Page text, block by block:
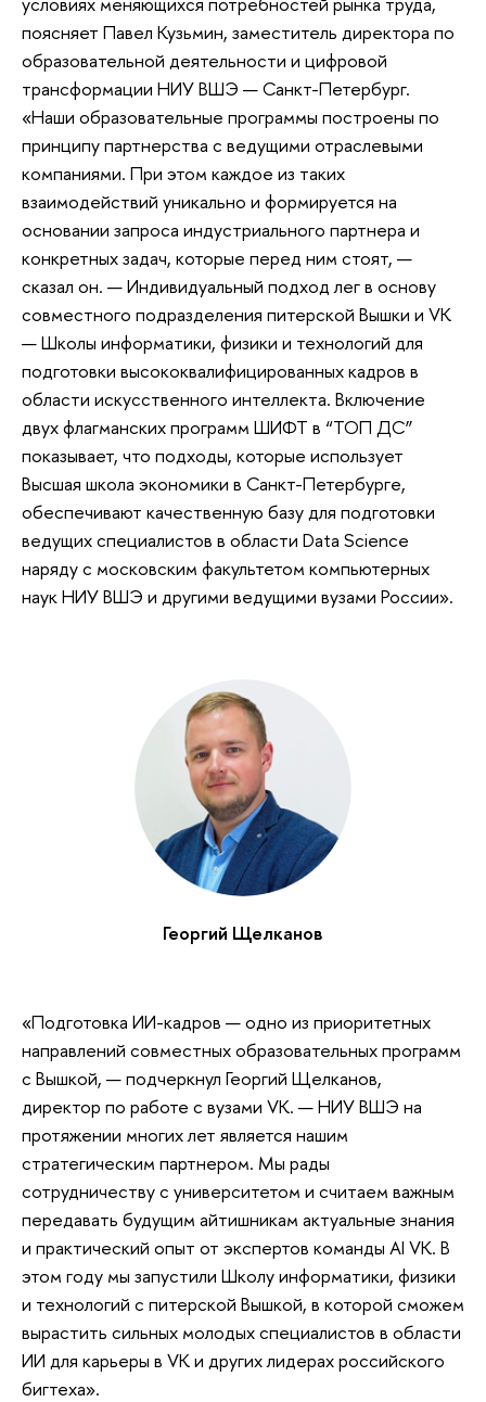
поясняет Павел Кузьмин, заместитель директора по
образовательной деятельности и цифровой
трансформации НИУ ВШЭ — Санкт-Петербург.
«Наши образовательные программы построены по
принципу партнерства с ведущими отраслевыми
компаниями. При этом каждое из таких
взаимодействий уникально и формируется на
основании запроса индустриального партнера и
конкретных задач, которые перед ним стоят, —
сказал он. — Индивидуальный подход лег в основу
совместного подразделения питерской Вышки и VK
— Школы информатики, физики и технологий для
подготовки высококвалифицированных кадров в
области искусственного интеллекта. Включение
двух флагманских программ ШИФТ в “ТОП ДС”
показывает, что подходы, которые использует
Высшая школа экономики в Санкт-Петербурге,
обеспечивают качественную базу для подготовки
ведущих специалистов в области Data Science
наряду с московским факультетом компьютерных
наук НИУ ВШЭ и другими ведущими вузами России».
Георгий Щелканов
«Подготовка ИИ-кадров — одно из приоритетных
направлений совместных образовательных программ
с Вышкой, — подчеркнул Георгий Щелканов,
директор по работе с вузами VK. — НИУ ВШЭ на
протяжении многих лет является нашим
стратегическим партнером. Мы рады
сотрудничеству с университетом и считаем важным
передавать будущим айтишникам актуальные знания
и практический опыт от экспертов команды AI VK. В
этом году мы запустили Школу информатики, физики
и технологий с питерской Вышкой, в которой сможем
вырастить сильных молодых специалистов в области
ИИ для карьеры в VK и других лидерах российского
бигтеха».